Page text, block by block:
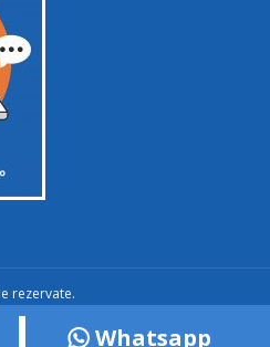
rezervate.
Whatsapp